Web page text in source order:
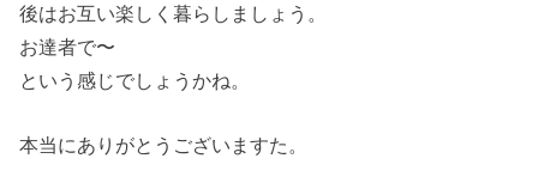
後はお互い楽しく暮らしましょう。
お達者で〜
という感じでしょうかね。
本当にありがとうございますた。